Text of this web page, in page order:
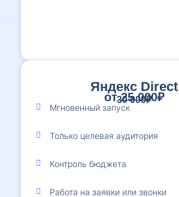
Яндекс Direct
от 25 000₽
30 000₽
Мгновенный запуск
Только целевая аудитория
Контроль бюджета
Работа на заявки или звонки